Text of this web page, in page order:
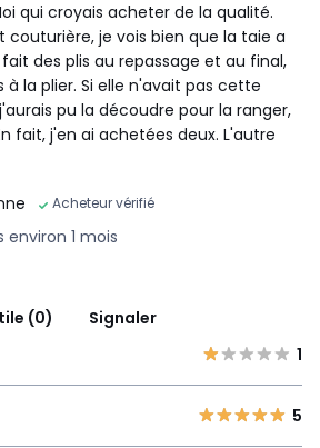
qui croyais acheter de la qualité.
je vois bien que la taie a
des plis au repassage et au final,
la plier. Si elle n'avait pas cette
pu la découdre pour la ranger,
fait, j'en ai achetées deux. L'autre
Acheteur vérifié
1 mois
(0)
Signaler
1
5